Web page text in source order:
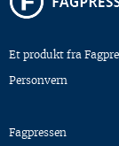
Et produkt fra
Personvern
Fagpressen